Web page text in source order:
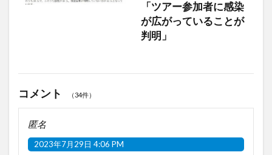
「ツアー参加者に感染
が広がっていることが
判明」
コメント （34件）
匿名
2023年7月29日 4:06 PM